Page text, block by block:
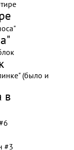
в